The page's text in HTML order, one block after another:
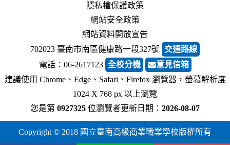
隱私權保護政策
網站安全政策
網站資料開放宣告
702023 臺南市南區健康路一段327號 交通路線
電話︰06-2617123 全校分機
意見信箱
建議使用 Chrome、Edge、Safari、Firefox 瀏覽器，螢幕解析度
1024 X 768 px 以上瀏覽
您是第 0927325 位瀏覽者更新日期： 2026-08-07
Copyright © 2018 國立臺南高級商業職業學校版權所有